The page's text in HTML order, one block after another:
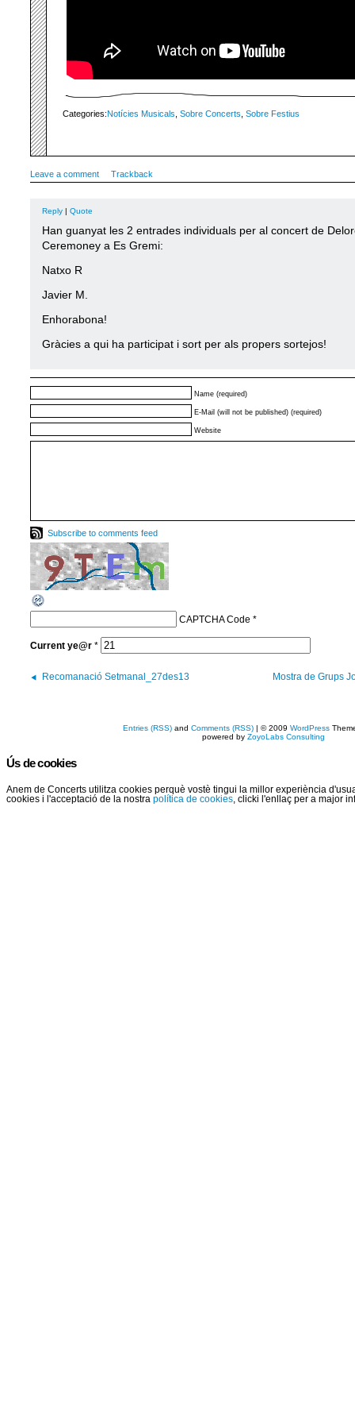
Categories:Notícies Musicals Sobre Concerts Sobre Festius
Leave a comment Trackback
Reply | Quote
Han guanyat les 2 entrades individuals per al concert de
Ceremoney a Es Gremi:
Natxo R
Javier M.
Enhorabona!
Gràcies a qui ha participat i sort per als propers sortejos!
Name (required)
E-Mail (will not be published) (required)
Website
Subscribe to comments feed
CAPTCHA Code *
Current ye@r *
Recomanació Setmanal_27des13 Mostra de Grups
Entries (RSS) andComments (RSS) | © 2009WordPress
powered byZoyoLabs Consulting
Ús de cookies
Anem de Concerts utilitza cookies perquè vostè tingui la millor experiència
cookies i l'acceptació de la nostra política de cookies, clicki l'enllaç per a major